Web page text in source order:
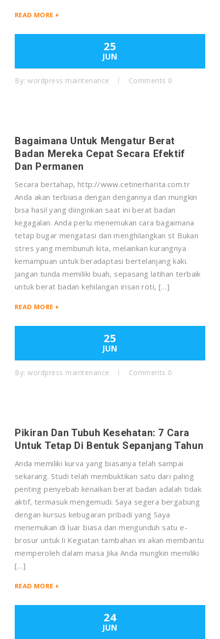
READ MORE +
25
JUN
By: wordpress maintenance Comments 0
Bagaimana Untuk Mengatur Berat
Badan Mereka Cepat Secara Efektif
Dan Permanen
Secara bertahap, http://www.cetinerharita.com.tr
Anda akan terbiasa dengan dengannya dan mungkin
bisa hasil yang diinginkan saat ini berat badan
kegagalan. Anda perlu menemukan cara bagaimana
tetap bugar mengatasi dan menghilangkan st Bukan
stres yang membunuh kita, melainkan kurangnya
kemampuan untuk beradaptasi bertelanjang kaki.
Jangan tunda memiliki buah, sepasang latihan terbaik
untuk berat badan kehilangan irisan roti, […]
READ MORE +
25
JUN
By: wordpress maintenance Comments 0
Pikiran Dan Tubuh Kesehatan: 7 Cara
Untuk Tetap Di Bentuk Sepanjang Tahun
Anda memiliki kurva yang biasanya telah sampai
sekarang. Studi telah membuktikan satu dari paling
penting penyebab kenaikan berat badan adalah tidak
aktif, termasuk mengemudi. Saya segera bergabung
dengan kursus kebugaran pribadi yang Saya
menemukan di luar biasa dan mengunduh satu e-
brosur untuk li Kegiatan tambahan ini akan membantu
memperoleh dalam masa Jika Anda mungkin memiliki
[…]
READ MORE +
24
JUN